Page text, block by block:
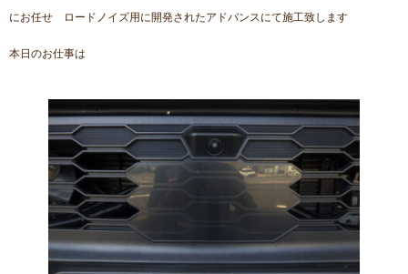
にお任せ ロードノイズ用に開発されたアドバンスにて施工致します
本日のお仕事は